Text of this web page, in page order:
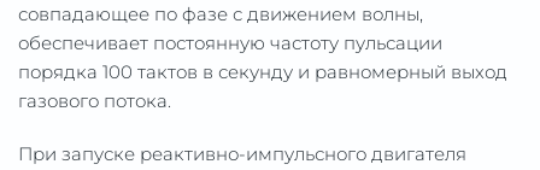
совпадающее по фазе с движением волны,
обеспечивает постоянную частоту пульсации
порядка 100 тактов в секунду и равномерный выход
газового потока.
При запуске реактивно-импульсного двигателя